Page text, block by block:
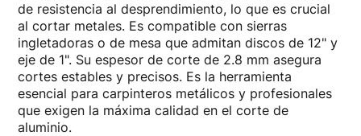
de resistencia al desprendimiento, lo que es crucial
al cortar metales. Es compatible con sierras
ingletadoras o de mesa que admitan discos de 12" y
eje de 1". Su espesor de corte de 2.8 mm asegura
cortes estables y precisos. Es la herramienta
esencial para carpinteros metálicos y profesionales
que exigen la máxima calidad en el corte de
aluminio.